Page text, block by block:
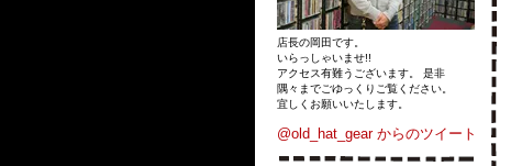
店長の岡田です。
いらっしゃいませ!!
アクセス有難うございます。 是非
隅々までごゆっくりご覧ください。
宜しくお願いいたします。
@old_hat_gear からのツイート